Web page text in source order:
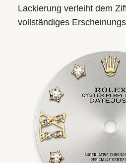
Lackierung verleiht dem
vollständiges